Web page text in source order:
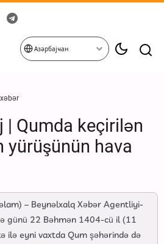
Азәрбајҹан
| Qumda keçirilən
yürüşünün hava
– Beynəlxalq Xəbər Agentliyi-
günü 22 Bəhmən 1404-cü il (11
ilə eyni vaxtda Qum şəhərində də